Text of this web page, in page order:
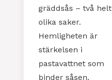
gräddsås – två helt
olika saker.
Hemligheten är
stärkelsen i
pastavattnet som
binder såsen.